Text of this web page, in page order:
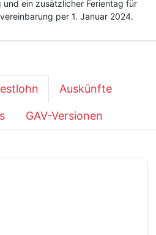
und ein zusätzlicher Ferientag für
per 1. Januar 2024.
Auskünfte
GAV-Versionen